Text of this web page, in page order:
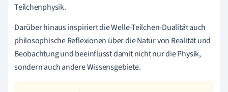
Teilchenphysik.
Darüber hinaus inspiriert die Welle-Teilchen-Dualität auch
philosophische Reflexionen über die Natur von Realität und
Beobachtung und beeinflusst damit nicht nur die Physik,
sondern auch andere Wissensgebiete.